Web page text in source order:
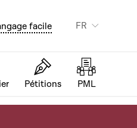
d'accessibilité
facile FR
Pétitions PML